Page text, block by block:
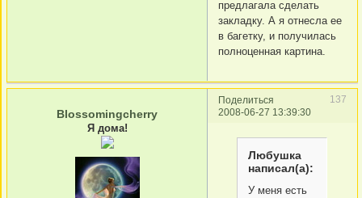
предлагала сделать
закладку. А я отнесла ее
в багетку, и получилась
полноценная картина.
Поделиться
137
2008-06-27 13:39:30
Blossomingcherry
Я дома!
Любушка
написал(а):
У меня есть